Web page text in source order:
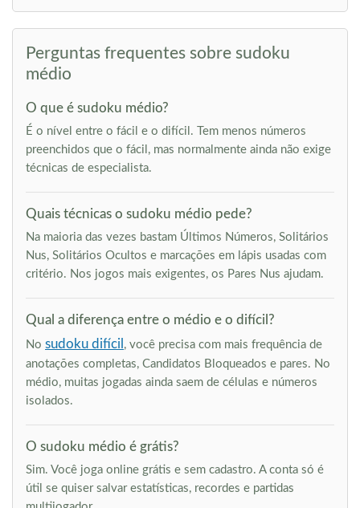
Perguntas frequentes sobre sudoku
médio
O que é sudoku médio?
É o nível entre o fácil e o difícil. Tem menos números
preenchidos que o fácil, mas normalmente ainda não exige
técnicas de especialista.
Quais técnicas o sudoku médio pede?
Na maioria das vezes bastam Últimos Números, Solitários
Nus, Solitários Ocultos e marcações em lápis usadas com
critério. Nos jogos mais exigentes, os Pares Nus ajudam.
Qual a diferença entre o médio e o difícil?
No sudoku difícil , você precisa com mais frequência de
anotações completas, Candidatos Bloqueados e pares. No
médio, muitas jogadas ainda saem de células e números
isolados.
O sudoku médio é grátis?
Sim. Você joga online grátis e sem cadastro. A conta só é
útil se quiser salvar estatísticas, recordes e partidas